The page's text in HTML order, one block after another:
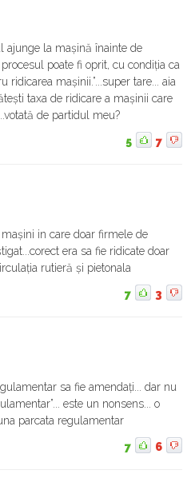
ajunge la mașină înainte de
poate fi oprit, cu condiția ca
mașinii.”...super tare... aia
taxa de ridicare a mașinii care
de partidul meu?
5 7
in care doar firmele de
era sa fie ridicate doar
rutieră și pietonala
7 3
sa fie amendați... dar nu
este un nonsens... o
parcata regulamentar
7 6